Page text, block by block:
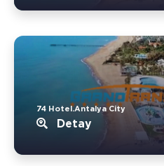
74 Hotel.Antalya City
Detay